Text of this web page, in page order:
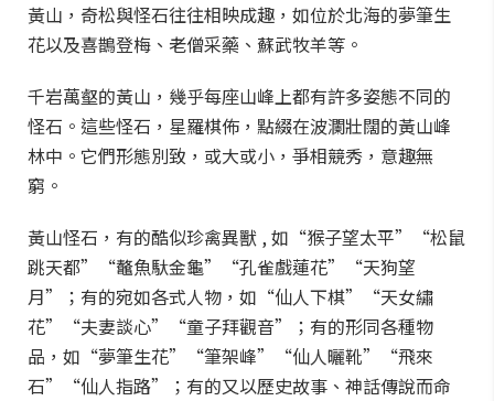
黃山，奇松與怪石往往相映成趣，如位於北海的夢筆生
花以及喜鵲登梅、老僧采藥、蘇武牧羊等。
千岩萬壑的黃山，幾乎每座山峰上都有許多姿態不同的
怪石。這些怪石，星羅棋佈，點綴在波瀾壯闊的黃山峰
林中。它們形態別致，或大或小，爭相競秀，意趣無
窮。
黃山怪石，有的酷似珍禽異獸 , 如“猴子望太平”“松鼠
跳天都”“鼇魚馱金龜”“孔雀戲蓮花”“天狗望
月”；有的宛如各式人物，如“仙人下棋”“天女繡
花”“夫妻談心”“童子拜觀音”；有的形同各種物
品，如“夢筆生花”“筆架峰”“仙人曬靴”“飛來
石”“仙人指路”；有的又以歷史故事、神話傳說而命